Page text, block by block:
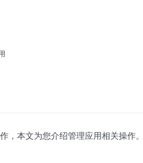
，本文为您介绍管理应用相关操作